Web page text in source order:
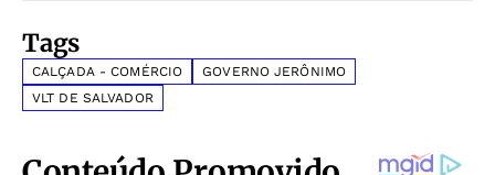
Tags
CALÇADA - COMÉRCIO
GOVERNO JERÔNIMO
VLT DE SALVADOR